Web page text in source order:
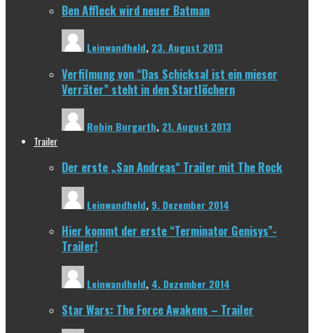
Ben Affleck wird neuer Batman
Leinwandheld, 23. August 2013
Verfilmung von “Das Schicksal ist ein mieser
Verräter” steht in den Startlöchern
Robin Burgarth, 21. August 2013
Trailer
Der erste „San Andreas“ Trailer mit The Rock
Leinwandheld, 9. Dezember 2014
Hier kommt der erste “Terminator Genisys”-
Trailer!
Leinwandheld, 4. Dezember 2014
Star Wars: The Force Awakens – Trailer